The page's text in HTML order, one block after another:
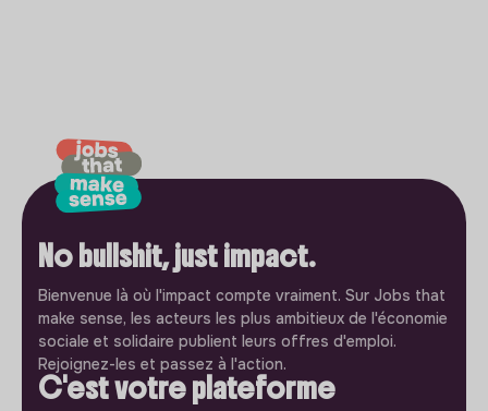
No bullshit, just impact.
Bienvenue là où l'impact compte vraiment. Sur Jobs that
make sense, les acteurs les plus ambitieux de l'économie
sociale et solidaire publient leurs offres d'emploi.
Rejoignez-les et passez à l'action.
C'est votre plateforme